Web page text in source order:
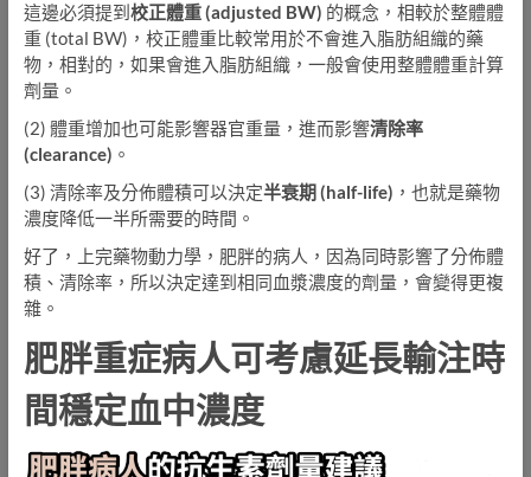
這邊必須提到校正體重 (adjusted BW) 的概念，相較於整體體
重 (total BW)，校正體重比較常用於不會進入脂肪組織的藥
物，相對的，如果會進入脂肪組織，一般會使用整體體重計算
劑量。
(2) 體重增加也可能影響器官重量，進而影響清除率
(clearance) 。
(3) 清除率及分佈體積可以決定半衰期 (half-life) ，也就是藥物
濃度降低一半所需要的時間。
好了，上完藥物動力學，肥胖的病人，因為同時影響了分佈體
積、清除率，所以決定達到相同血漿濃度的劑量，會變得更複
雜。
肥胖重症病人可考慮延長輸注時
間穩定血中濃度